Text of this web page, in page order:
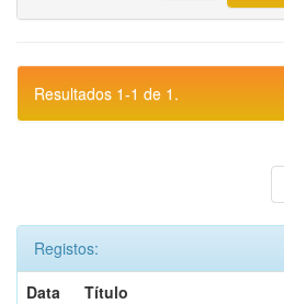
Resultados 1-1 de 1.
Registos:
Data
Título